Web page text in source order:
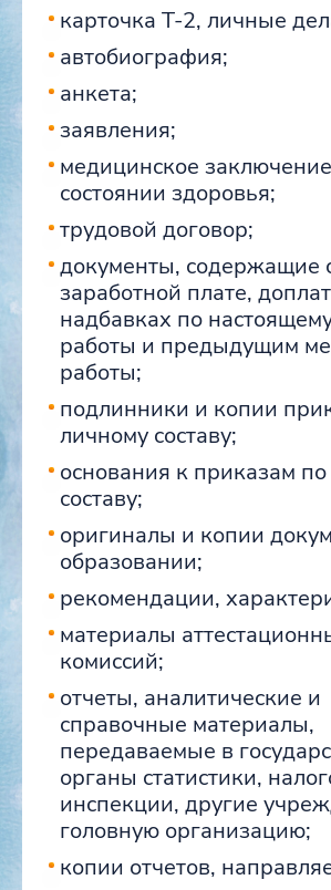
карточка Т-2, личные
автобиография;
анкета;
заявления;
медицинское
состоянии здоровья;
трудовой договор;
документы, содержащие
заработной плате,
надбавках по
работы и предыдущим
работы;
подлинники и копии
личному составу;
основания к приказам
составу;
оригиналы и копии
образовании;
рекомендации,
материалы
комиссий;
отчеты, аналитические и
справочные материалы,
передаваемые в
органы статистики,
инспекции, другие
головную организацию;
копии отчетов,